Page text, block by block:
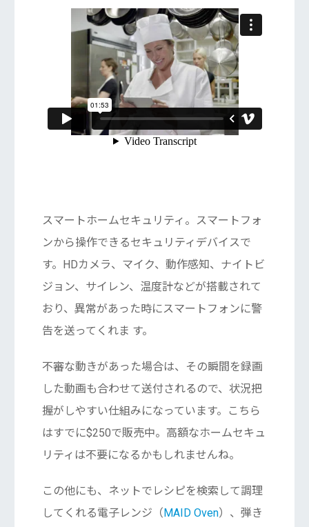
スマートホームセキュリティ。スマートフォ
ンから操作できるセキュリティデバイスで
す。 HDカメラ、マイク、動作感知、ナイトビ
ジョン、サイレン、温度計などが搭載されて
おり、異常があった時にスマートフォンに警
告を送ってくれま す。
不審な動きがあった場合は、その瞬間を録画
した動画も合わせて送付されるので、状況把
握がしやすい仕組みになっています。こちら
はすでに$250で販売中。高額なホームセキュ
リティは不要になるかもしれませんね。
この他にも、ネットでレシピを検索して調理
してくれる電子レンジ（MAID Oven）、弾き